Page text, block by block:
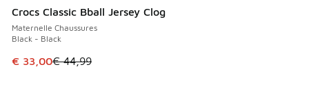
Crocs Classic Bball Jersey Clog
Maternelle Chaussures
Black - Black
Cet article est en promotion. Prix en baisse de € 44,99 à
€ 33,00€ 44,99